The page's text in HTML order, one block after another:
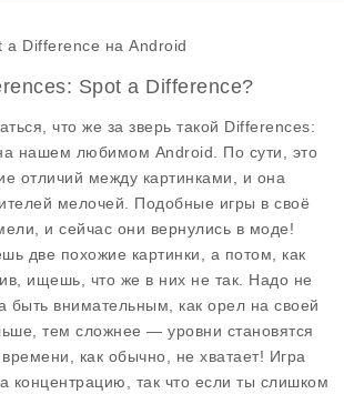
a Difference на Android
Spot a Difference?
что же за зверь такой Differences:
нашем любимом Android. По сути, это
отличий между картинками, и она
мелочей. Подобные игры в своё
и сейчас они вернулись в моде!
две похожие картинки, а потом, как
ищешь, что же в них не так. Надо не
быть внимательным, как орел на своей
тем сложнее — уровни становятся
как обычно, не хватает! Игра
концентрацию, так что если ты слишком